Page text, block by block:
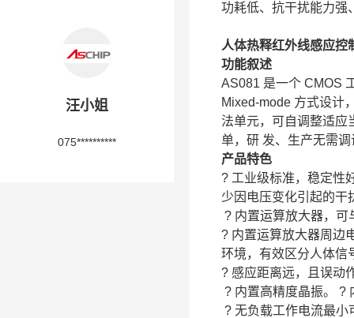
汪小姐
075**********
功耗低、抗干扰能力强
人体热释红外线感应控
功能叙述
AS081 是一个 CMOS
Mixed-mode 方式设计
法单元，可自调整适应
单，研 发、生产无需
产品特色
? 工业级标准，稳定性
少因电压变化引起的干
? 内置运算放大器，
? 内置运算放大器周边
环境，有效区分人体信
? 感应距离远，且误动
? 内置高精度晶振。 ?
? 无负载工作电流最